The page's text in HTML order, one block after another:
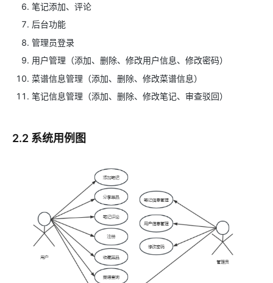
笔记添加、评论
后台功能
管理员登录
用户管理（添加、删除、修改用户信息、修改密码）
菜谱信息管理（添加、删除、修改菜谱信息）
笔记信息管理（添加、删除、修改笔记、审查驳回）
2.2 系统用例图